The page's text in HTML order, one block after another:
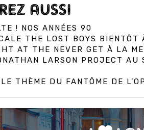
AUSSI
! NOS ANNÉES 90
THE LOST BOYS BIENTÔT
AT THE NEVER GET À LA
LARSON PROJECT AU
THÈME DU FANTÔME DE